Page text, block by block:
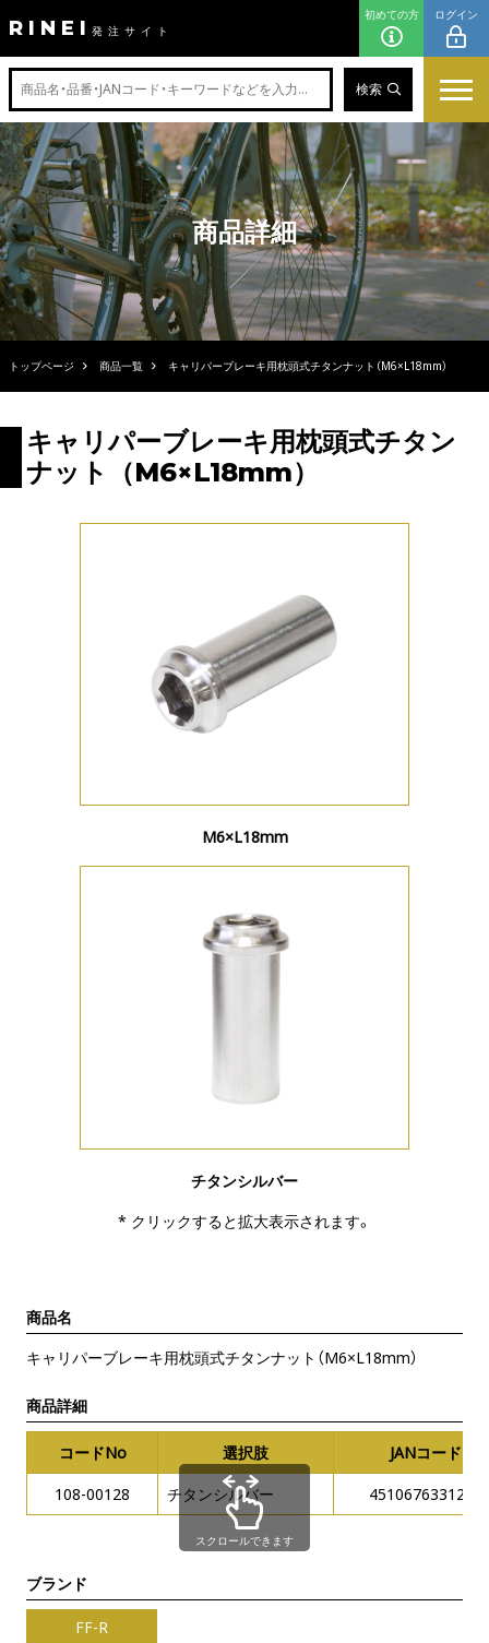
RINEI 発注サイト
初めての方 ログイン
検索
商品詳細
トップページ 商品一覧 キャリパーブレーキ用枕頭式チタンナット（M6×L18mm）
キャリパーブレーキ用枕頭式チタン
ナット（M6×L18mm）
M6×L18mm
チタンシルバー
* クリックすると拡大表示されます。
商品名
キャリパーブレーキ用枕頭式チタンナット（M6×L18mm）
商品詳細
コードNo 選択肢
JANコード
108-00128
チタンシルバー 4510676331200
スクロールできます
ブランド
FF-R